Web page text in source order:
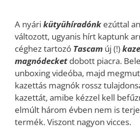
A nyári kütyühíradónk ezúttal
változott, ugyanis hírt kaptunk
céghez tartozó Tascam új (!)
magnódecket dobott piacra.
unboxing videóba, majd
kazettás magnók rossz
kazettát, amibe kézzel kell
elmúlt három évben nem is
termék. Viszont nagyon vicces.